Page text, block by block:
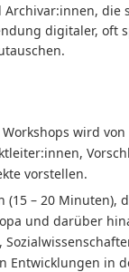
die
digitaler, oft
wird
vorstellen.
(15 – 20 Minuten),
und darüber
Entwicklungen in